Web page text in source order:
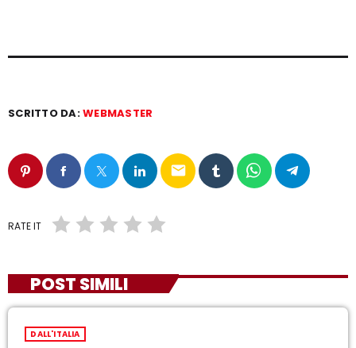
SCRITTO DA:WEBMASTER
email
RATE IT
POST SIMILI
DALL'ITALIA